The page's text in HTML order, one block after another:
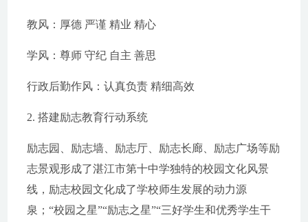
教风：厚德 严谨 精业 精心
学风：尊师 守纪 自主 善思
行政后勤作风：认真负责 精细高效
2. 搭建励志教育行动系统
励志园、励志墙、励志厅、励志长廊、励志广场等励
志景观形成了湛江市第十中学独特的校园文化风景
线，励志校园文化成了学校师生发展的动力源
泉；“校园之星”“励志之星”“三好学生和优秀学生干